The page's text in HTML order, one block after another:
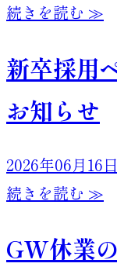
続きを読む ≫
新卒採用
お知らせ
2026年06月16日
続きを読む ≫
GW休業